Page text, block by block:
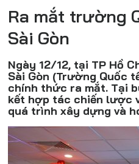
Ra mắt trường
Sài Gòn
Ngày 12/12, tại TP Hồ
Sài Gòn (Trường Quốc
chính thức ra mắt. Tại
kết hợp tác chiến lược
quá trình xây dựng và